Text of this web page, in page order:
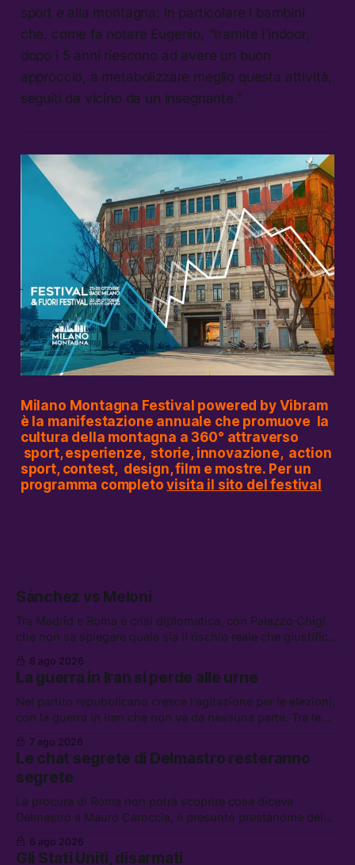
sport e alla montagna: in particolare i bambini
che, come fa notare Eugenio, “tramite l’indoor,
dopo i 5 anni riescono ad avere un buon
approccio, a metabolizzare meglio questa attività,
seguiti da vicino da un insegnante.”
Milano Montagna Festival powered by Vibram
è la manifestazione annuale che promuove la
cultura della montagna a 360° attraverso
sport, esperienze, storie, innovazione, action
sport, contest, design, film e mostre. Per un
programma completovisita il sito del festival
Sánchez vs Meloni
Tra Madrid e Roma è crisi diplomatica, con Palazzo Chigi
che non sa spiegare quale sia il rischio reale che giustifica
di difesa tra Arabia Saudita, Pakistan e Turchia, la crisi del
carburante irregolare, e un altro caso di IA ribelle
8 ago 2026
La guerra in Iran si perde alle urne
Nel partito repubblicano cresce l’agitazione per le elezioni,
con la guerra in Iran che non va da nessuna parte. Tra le
lavoro, Schlein prova a mettere in sicurezza la coalizione, e
che cos’è lo “Spiralismo,” la religione degli agenti IA
7 ago 2026
Le chat segrete di Delmastro resteranno
segrete
La procura di Roma non potrà scoprire cosa diceva
Delmastro a Mauro Caroccia, il presunto prestanome del
attacchi in Libano, il governo chiederà 36 miliardi di
6 ago 2026
Gli Stati Uniti, disarmati